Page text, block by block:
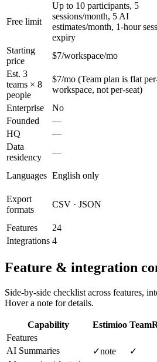
Free limit
Up to 10 participants, 5
sessions/month, 5 AI
estimates/month, 1-hour
expiry
Starting
price
$7/workspace/mo
Est. 3
teams × 8
people
$7/mo (Team plan is flat
workspace, not per-seat)
Enterprise
No
Founded
—
HQ
—
Data
residency
—
Languages English only
Export
formats
CSV · JSON
Features
24
Integrations 4
Feature & integration
Side-by-side checklist across features,
Hover a note for details.
Capability Estimioo
Features
AI Summaries
✓note
✓